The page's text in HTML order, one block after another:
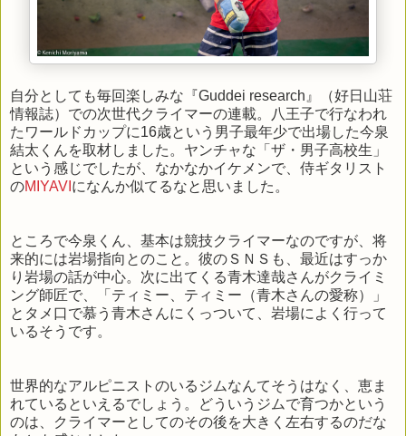
自分としても毎回楽しみな『Guddei research』（好日山荘
情報誌）での次世代クライマーの連載。八王子で行なわれ
たワールドカップに16歳という男子最年少で出場した今泉
結太くんを取材しました。ヤンチャな「ザ・男子高校生」
という感じでしたが、なかなかイケメンで、侍ギタリスト
のMIYAVI になんか似てるなと思いました。
ところで今泉くん、基本は競技クライマーなのですが、将
来的には岩場指向とのこと。彼のＳＮＳも、最近はすっか
り岩場の話が中心。次に出てくる青木達哉さんがクライミ
ング師匠で、「ティミー、ティミー（青木さんの愛称）」
とタメ口で慕う青木さんにくっついて、岩場によく行って
いるそうです。
世界的なアルピニストのいるジムなんてそうはなく、恵ま
れているといえるでしょう。どういうジムで育つかという
のは、クライマーとしてのその後を大きく左右するのだな